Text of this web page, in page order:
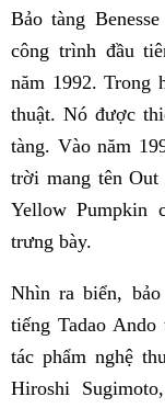
Bảo tàng
công trình đầu
năm 1992. Trong
thuật. Nó được
tàng. Vào năm
trời mang tên
Yellow Pumpkin
trưng bày.
Nhìn ra biển,
tiếng Tadao
tác phẩm nghệ
Hiroshi